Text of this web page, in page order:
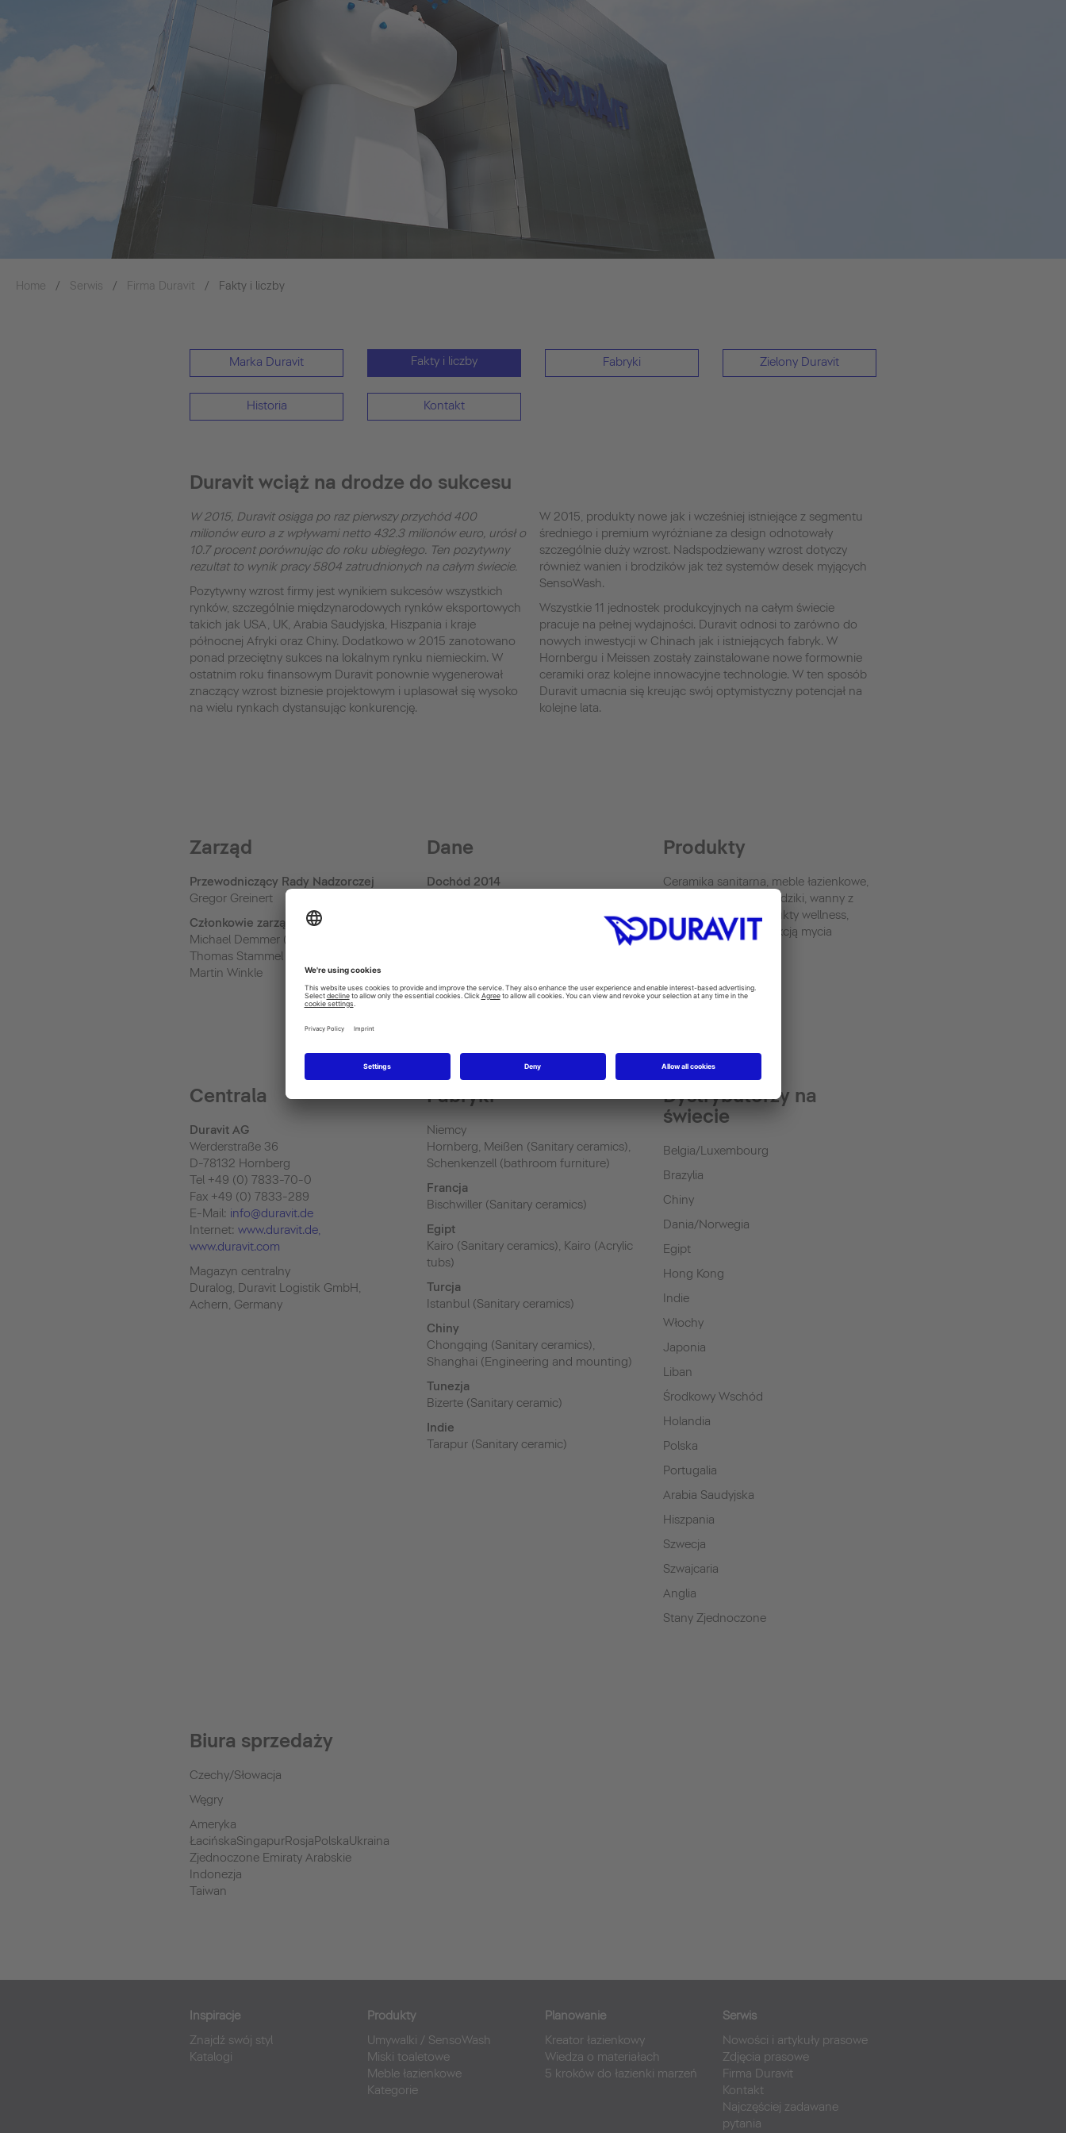
Home Serwis Firma Duravit Fakty i liczby
Marka Duravit Fakty i liczby Fabryki Zielony Duravit
Historia Kontakt
Duravit wciąż na drodze do sukcesu
W 2015, Duravit osiąga po raz pierwszy przychód 400
milionów euro a z wpływami netto 432.3 milionów euro, urósł o
10.7 procent porównując do roku ubiegłego. Ten pozytywny
rezultat to wynik pracy 5804 zatrudnionych na całym świecie.
Pozytywny wzrost firmy jest wynikiem sukcesów wszystkich
rynków, szczególnie międzynarodowych rynków eksportowych
takich jak USA, UK, Arabia Saudyjska, Hiszpania i kraje
północnej Afryki oraz Chiny. Dodatkowo w 2015 zanotowano
ponad przeciętny sukces na lokalnym rynku niemieckim. W
ostatnim roku finansowym Duravit ponownie wygenerował
znaczący wzrost biznesie projektowym i uplasował się wysoko
na wielu rynkach dystansując konkurencję.
W 2015, produkty nowe jak i wcześniej istniejące z segmentu
średniego i premium wyróżniane za design odnotowały
szczególnie duży wzrost. Nadspodziewany wzrost dotyczy
również wanien i brodzików jak też systemów desek myjących
SensoWash.
Wszystkie 11 jednostek produkcyjnych na całym świecie
pracuje na pełnej wydajności. Duravit odnosi to zarówno do
nowych inwestycji w Chinach jak i istniejących fabryk. W
Hornbergu i Meissen zostały zainstalowane nowe formownie
ceramiki oraz kolejne innowacyjne technologie. W ten sposób
Duravit umacnia się kreując swój optymistyczny potencjał na
kolejne lata.
Zarząd
Przewodniczący Rady Nadzorczej
Gregor Greinert
Członkowie zarządu
Michael Demmer (Board chairman)
Thomas Stammel
Martin Winkle
Dane
Dochód 2014
Produkty
Ceramika sanitarna, meble łazienkowe,
akcesoria, wanny i brodziki, wanny z
hydromasażem, produkty wellness,
deski sedesowe z funkcją mycia
Centrala
Duravit AG
Werderstraße 36
D-78132 Hornberg
Tel +49 (0) 7833-70-0
Fax +49 (0) 7833-289
E-Mail: info@duravit.de
Internet: www.duravit.de,
www.duravit.com
Magazyn centralny
Duralog, Duravit Logistik GmbH,
Achern, Germany
Fabryki
Niemcy
Hornberg, Meißen (Sanitary ceramics),
Schenkenzell (bathroom furniture)
Francja
Bischwiller (Sanitary ceramics)
Egipt
Kairo (Sanitary ceramics), Kairo (Acrylic
tubs)
Turcja
Istanbul (Sanitary ceramics)
Chiny
Chongqing (Sanitary ceramics),
Shanghai (Engineering and mounting)
Tunezja
Bizerte (Sanitary ceramic)
Indie
Tarapur (Sanitary ceramic)
Dystrybutorzy na
świecie
Belgia/Luxembourg
Brazylia
Chiny
Dania/Norwegia
Egipt
Hong Kong
Indie
Włochy
Japonia
Liban
Środkowy Wschód
Holandia
Polska
Portugalia
Arabia Saudyjska
Hiszpania
Szwecja
Szwajcaria
Anglia
Stany Zjednoczone
Biura sprzedaży
Czechy/Słowacja
Węgry
Ameryka
ŁacińskaSingapurRosjaPolskaUkraina
Zjednoczone Emiraty Arabskie
Indonezja
Taiwan
Inspiracje
Znajdź swój styl
Katalogi
Produkty
Umywalki / SensoWash
Miski toaletowe
Meble łazienkowe
Kategorie
Planowanie
Kreator łazienkowy
Wiedza o materiałach
5 kroków do łazienki marzeń
Serwis
Nowości i artykuły prasowe
Zdjęcia prasowe
Firma Duravit
Kontakt
Najczęściej zadawane
pytania